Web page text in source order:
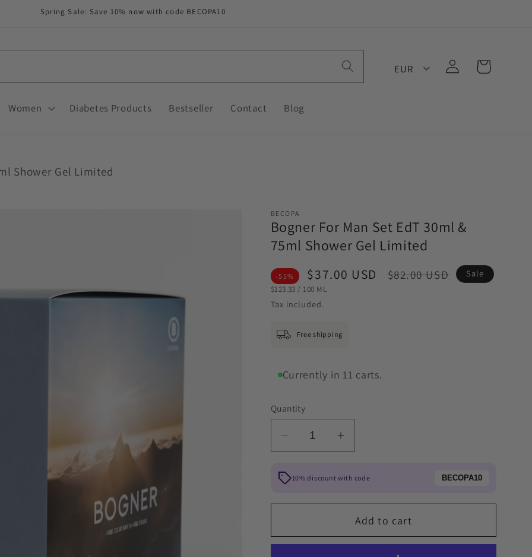
Spring Sale: Save 10% now with code BECOPA10
Women Diabetes Products Bestseller Contact Blog
EUR
Log
in
Cart
Shower Gel Limited
BECOPA
Bogner For Man Set EdT 30ml &
75ml Shower Gel Limited
-55%
Sale
price
$37.00 USD
Regular
$82.00 USD
STÜCKPREIS
$123.33 / PRO
100 ML
Sale
Tax included.
Free shipping
Currently in 11 carts.
Quantity
Decrease
for
Bogner
For
Set
Increase
for
For
Man
Set
10% discount with code BECOPA10
Add to cart